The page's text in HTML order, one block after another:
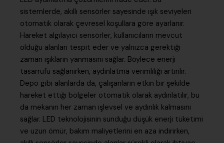
sistemlerde, akıllı sensörler sayesinde ışık seviyeleri
otomatik olarak çevresel koşullara göre ayarlanır.
Hareket algılayıcı sensörler, kullanıcıların mevcut
olduğu alanları tespit eder ve yalnızca gerektiği
zaman ışıkların yanmasını sağlar. Böylece enerji
tasarrufu sağlanırken, aydınlatma verimliliği artırılır.
Depo gibi alanlarda da, çalışanların etkin bir şekilde
hareket ettiği bölgeler otomatik olarak aydınlatılır, bu
da mekanın her zaman işlevsel ve aydınlık kalmasını
sağlar. LED teknolojisinin sunduğu düşük enerji tüketimi
ve uzun ömür, bakım maliyetlerini en aza indirirken,